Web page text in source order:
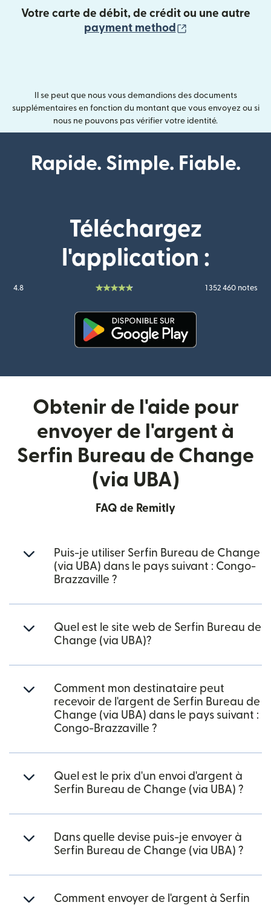
Votre carte de débit, de crédit ou une autre
payment method
Il se peut que nous vous demandions des documents
supplémentaires en fonction du montant que vous envoyez ou si
nous ne pouvons pas vérifier votre identité.
Rapide. Simple. Fiable.
Téléchargez
l'application :
4.8 1 352 460 notes
Obtenir de l'aide pour
envoyer de l'argent à
Serfin Bureau de Change
(via UBA)
FAQ de Remitly
Puis-je utiliser Serfin Bureau de Change
(via UBA) dans le pays suivant : Congo-
Brazzaville ?
Quel est le site web de Serfin Bureau de
Change (via UBA)?
Comment mon destinataire peut
recevoir de l'argent de Serfin Bureau de
Change (via UBA) dans le pays suivant :
Congo-Brazzaville ?
Quel est le prix d'un envoi d'argent à
Serfin Bureau de Change (via UBA) ?
Dans quelle devise puis-je envoyer à
Serfin Bureau de Change (via UBA) ?
Comment envoyer de l'argent à Serfin